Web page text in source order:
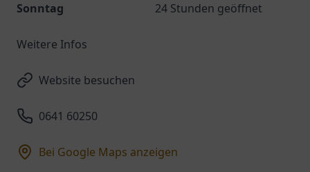
Sonntag
24 Stunden geöffnet
Weitere Infos
Website besuchen
0641 60250
Bei Google Maps anzeigen